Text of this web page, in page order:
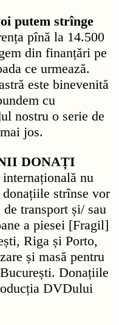
putem strînge
pînă la 14.500
din finanțări pe
ce urmează.
este binevenită
cu
nostru o serie de
jos.
DONAȚI
nu
strînse vor
transport și/ sau
a piesei [Fragil]
Riga și Porto,
și masă pentru
Donațiile
DVDului